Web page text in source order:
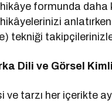
formunda daha
tekniği
Dili ve Görsel
ve tarzı her içerikte